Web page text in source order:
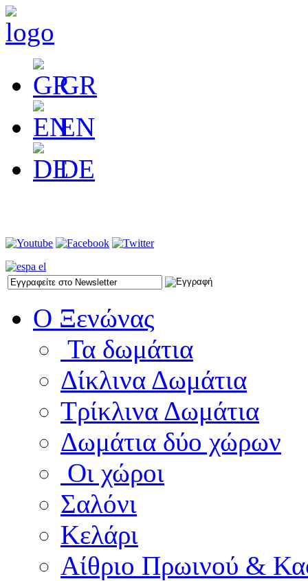
GR
EN
DE
Ο Ξενώνας
Τα δωμάτια
Δίκλινα Δωμάτια
Τρίκλινα Δωμάτια
Δωμάτια δύο χώρων
Οι χώροι
Σαλόνι
Κελάρι
Αίθριο Πρωινού &